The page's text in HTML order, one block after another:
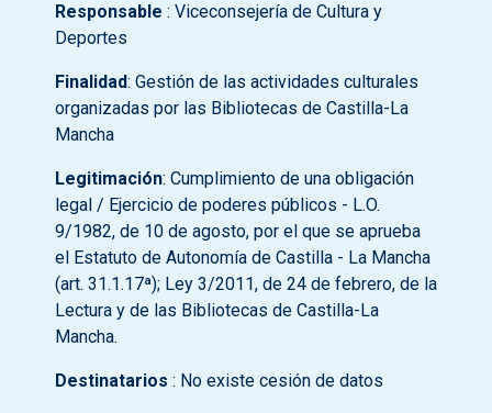
Responsable : Viceconsejería de Cultura y
Deportes
Finalidad: Gestión de las actividades culturales
organizadas por las Bibliotecas de Castilla-La
Mancha
Legitimación: Cumplimiento de una obligación
legal / Ejercicio de poderes públicos - L.O.
9/1982, de 10 de agosto, por el que se aprueba
el Estatuto de Autonomía de Castilla - La Mancha
(art. 31.1.17ª); Ley 3/2011, de 24 de febrero, de la
Lectura y de las Bibliotecas de Castilla-La
Mancha.
Destinatarios : No existe cesión de datos